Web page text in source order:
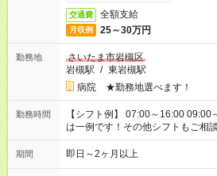
交通費 全額支給
月収例 25～30万円
勤務地
さいたま市岩槻区
岩槻駅 / 東岩槻駅
病院 ★勤務地選べます！
勤務時間
【シフト例】 07:00～16:00 09:00～
は一例です！その他シフトもご相
期間 即日～2ヶ月以上